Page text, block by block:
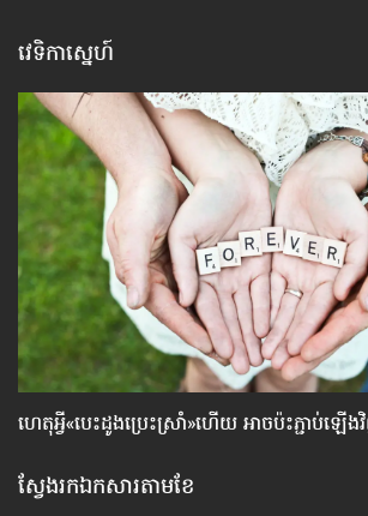
វេទិកាស្នេហ៍
ហេតុអ្វី​«បេះដូង​ប្រេះស្រាំ»​ហើយ អាច​ប៉ះ​ភ្ជាប់​ឡើ
ស្វែងរកឯកសារតាមខែ